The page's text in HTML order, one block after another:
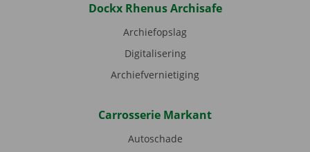
Dockx Rhenus Archisafe
Archiefopslag
Digitalisering
Archiefvernietiging
Carrosserie Markant
Autoschade